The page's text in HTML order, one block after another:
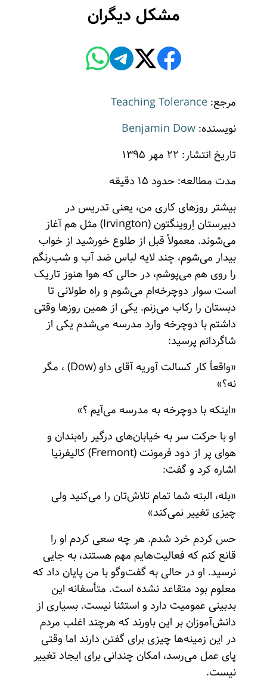
مشکل دیگران
مرجع: Teaching Tolerance
نویسنده: Benjamin Dow
تاریخ انتشار: ۲۲ مهر ۱۳۹۵
مدت مطالعه: حدود ۱۵ دقیقه
بیشتر روزهای کاری من، یعنی تدریس در
دبیرستان اِروینگتون (Irvington) مثل هم آغاز
می‌شوند. معمولاً قبل از طلوع خورشید از خواب
بیدار می‌شوم، چند لایه لباس ضد آب و شب‌رنگم
را روی هم می‌پوشم، در حالی که هوا هنوز تاریک
است سوار دوچرخه‌ام می‌شوم و راه طولانی تا
دبستان را رکاب می‌زنم. یکی از همین روزها وقتی
داشتم با دوچرخه وارد مدرسه می‌شدم یکی از
شاگردانم پرسید:
«واقعاً کار کسالت آوریه آقای داو (Dow) ، مگر
نه؟»
«اینکه با دوچرخه به مدرسه می‌آیم ؟»
او با حرکت سر به خیابان‌های درگیر راه‌بندان و
هوای پر از دود فرمونت (Fremont) کالیفرنیا
اشاره کرد و گفت:
«بله، البته شما تمام تلاش‌تان را می‌کنید ولی
چیزی تغییر نمی‌کند»
حس کردم خرد شدم. هر چه سعی کردم او را
قانع کنم که فعالیت‌هایم مهم هستند، به جایی
نرسید. او در حالی به گفت‌وگو با من پایان داد که
معلوم بود متقاعد نشده است. متأسفانه این
بدبینی عمومیت دارد و استثنا نیست. بسیاری از
‌دانش‌آموزان بر این باورند که هرچند اغلب مردم
در این زمینه‌ها چیزی برای گفتن دارند اما وقتی
پای عمل می‌رسد، امکان چندانی برای ایجاد تغییر
نیست.